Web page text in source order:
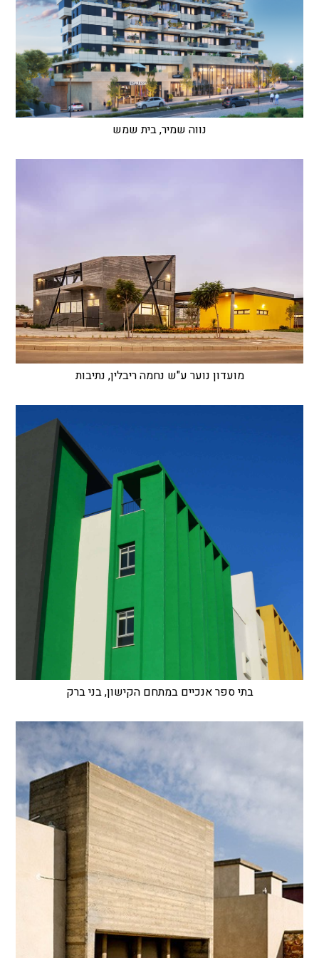
נווה שמיר, בית שמש
מועדון נוער ע"ש נחמה ריבלין, נתיבות
בתי ספר אנכיים במתחם הקישון, בני ברק